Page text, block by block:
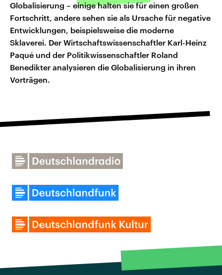
Globalisierung – einige halten sie für einen großen
Fortschritt, andere sehen sie als Ursache für negative
Entwicklungen, beispielsweise die moderne
Sklaverei. Der Wirtschaftswissenschaftler Karl-Heinz
Paqué und der Politikwissenschaftler Roland
Benedikter analysieren die Globalisierung in ihren
Vorträgen.